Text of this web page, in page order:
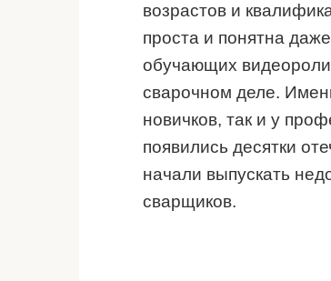
возрастов и
проста и понятна
обучающих
сварочном деле.
новичков, так и у
появились десятки
начали выпускать
сварщиков.